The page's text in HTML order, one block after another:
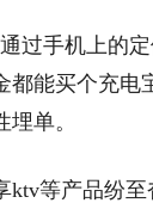
过手机上的
能买个充电
单。
等产品纷